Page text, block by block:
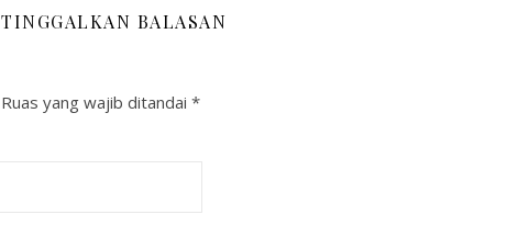
TINGGALKAN BALASAN
Ruas yang wajib ditandai *